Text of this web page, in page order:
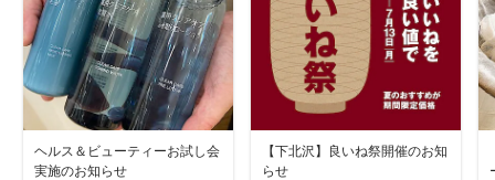
ヘルス＆ビューティーお試し会
実施のお知らせ
【下北沢】良いね祭開催のお知
らせ